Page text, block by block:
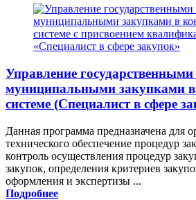
Управление
муниципальными закупками
системе (Специалист в сфере
Данная программа предназначена для
технического обеспечение процедур
контроль осуществления процедур
закупок, определения критериев
оформления и экспертизы ...
Подробнее